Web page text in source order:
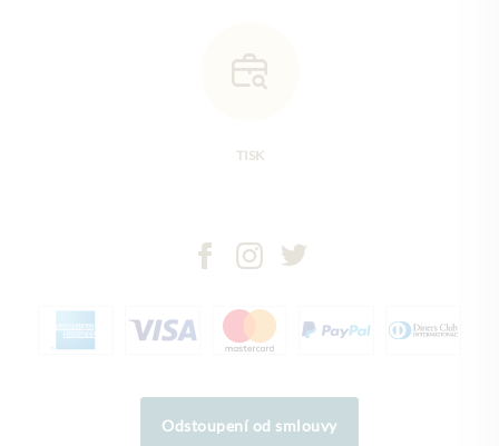
TISK
Odstoupení od smlouvy